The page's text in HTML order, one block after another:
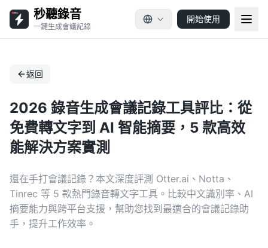
秒聽錄音
一鍵生成會議記錄
開始使用
返回
2026 錄音生成會議記錄工具評比：從
免費轉文字到 AI 智能摘要，5 款高效
能解決方案實測
還在手打會議記錄？本文深度評測 Otter.ai、Notta、
Tinrec 等 5 款熱門錄音轉文字工具。比較中文識別率、AI
摘要能力與跨平台支援，幫助您找到最適合的會議記錄助
手，提升工作效率。